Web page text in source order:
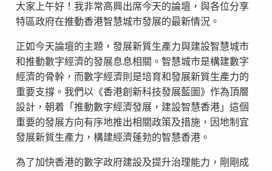
大家上午好！我非常高興出席今天的論壇，與各位分享
特區政府在推動香港智慧城市發展的最新情況。
正如今天論壇的主題，發展新質生產力與建設智慧城市
和推動數字經濟的發展息息相關。智慧城市是構建數字
經濟的骨幹，而數字經濟則是培育和發展新質生產力的
重要支撐。我們以《香港創新科技發展藍圖》作為頂層
設計，朝着「推動數字經濟發展，建設智慧香港」這個
重要的發展方向有序地推出相關政策及措施，因地制宜
發展新質生產力，構建經濟蓬勃的智慧香港。
為了加快香港的數字政府建設及提升治理能力，剛剛成